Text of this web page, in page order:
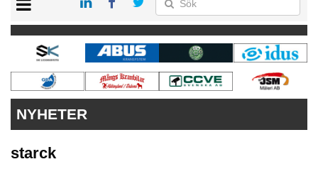
KONTAKT
VÅRA ANDRA MAGASIN
PRENUMERERA
ANNONSERA
NYHETER
starck